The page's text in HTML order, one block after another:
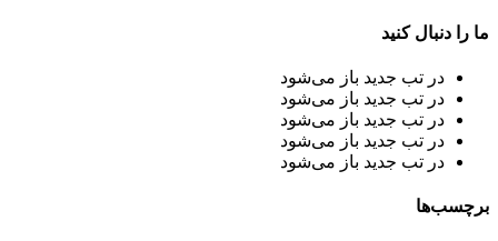
ما را دنبال کنید
در تب جدید باز می‌شود
در تب جدید باز می‌شود
در تب جدید باز می‌شود
در تب جدید باز می‌شود
در تب جدید باز می‌شود
برچسب‌ها